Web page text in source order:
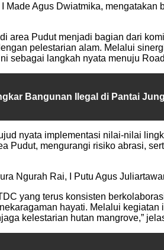
Made Agus Dwiatmika,
area Pudut menjadi bagian dari
pelestarian alam. Melalui
sebagai langkah nyata menuju
Bangunan Ilegal di Pantai
nyata implementasi nilai-nilai
Pudut, mengurangi risiko abrasi,
Ngurah Rai, I Putu Agus
yang terus konsisten
hayati. Melalui
kelestarian hutan mangrove,”